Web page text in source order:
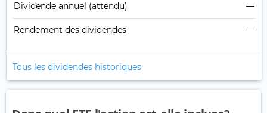
Dividende annuel (attendu) —
Rendement des dividendes —
Tous les dividendes historiques